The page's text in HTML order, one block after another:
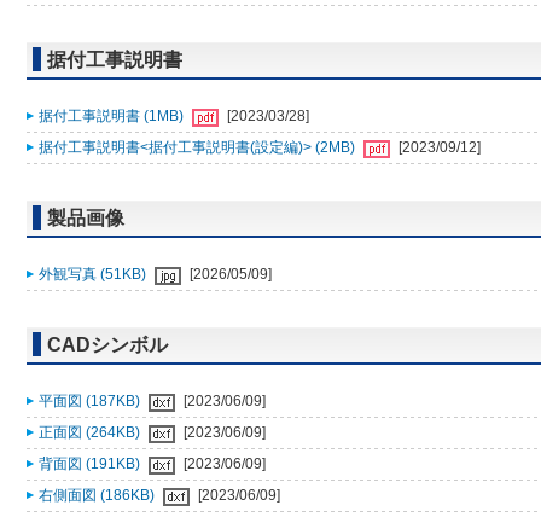
据付工事説明書
据付工事説明書 (1MB)
[2023/03/28]
据付工事説明書<据付工事説明書(設定編)> (2MB)
[2023/09/12]
製品画像
外観写真 (51KB) [2026/05/09]
CADシンボル
平面図 (187KB)
[2023/06/09]
正面図 (264KB)
[2023/06/09]
背面図 (191KB)
[2023/06/09]
右側面図 (186KB)
[2023/06/09]